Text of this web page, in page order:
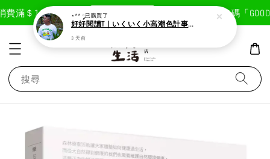
滿＄1800免運費 現在去購物！ 首次註冊輸入折扣碼「
搜尋
⋆** ༘已購買了
好好閱讀T｜いくいく小高潮色計事務所X好好生活書店聯名款
3 天前